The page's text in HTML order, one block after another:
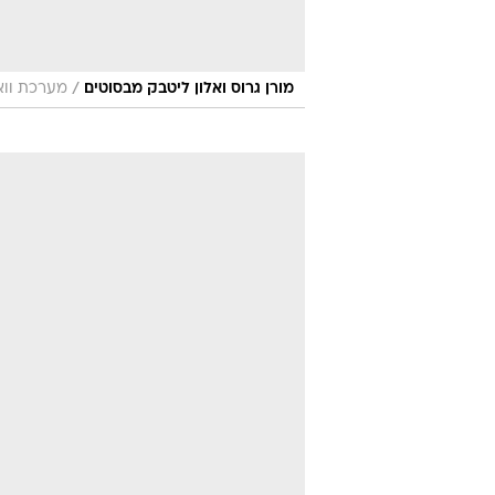
מורן גרוס ואלון ליטבק מבסוטים / מערכת